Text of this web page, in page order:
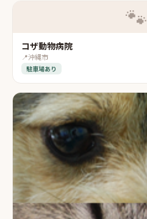
🐾
コザ動物病院
📍沖縄市
駐車場あり